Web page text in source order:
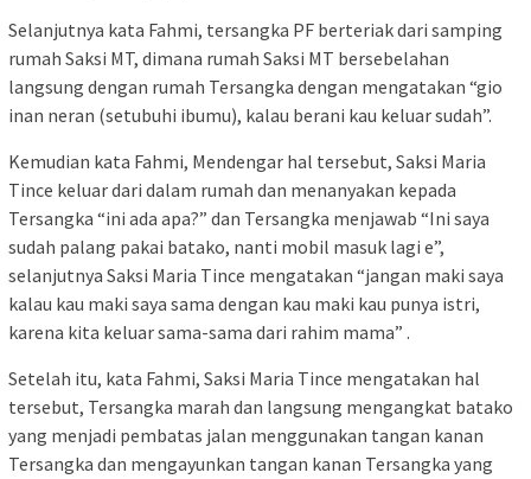
Selanjutnya kata Fahmi, tersangka PF berteriak dari samping
rumah Saksi MT, dimana rumah Saksi MT bersebelahan
langsung dengan rumah Tersangka dengan mengatakan “gio
inan neran (setubuhi ibumu), kalau berani kau keluar sudah”.
Kemudian kata Fahmi, Mendengar hal tersebut, Saksi Maria
Tince keluar dari dalam rumah dan menanyakan kepada
Tersangka “ini ada apa?” dan Tersangka menjawab “Ini saya
sudah palang pakai batako, nanti mobil masuk lagi e”,
selanjutnya Saksi Maria Tince mengatakan “jangan maki saya
kalau kau maki saya sama dengan kau maki kau punya istri,
karena kita keluar sama-sama dari rahim mama” .
Setelah itu, kata Fahmi, Saksi Maria Tince mengatakan hal
tersebut, Tersangka marah dan langsung mengangkat batako
yang menjadi pembatas jalan menggunakan tangan kanan
Tersangka dan mengayunkan tangan kanan Tersangka yang